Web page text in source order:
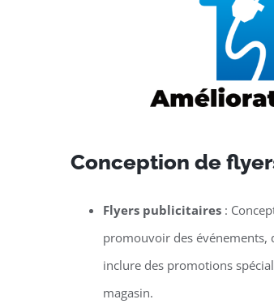
Conception de
Flyers publicitaires:
promouvoir des événements,
inclure des promotions
magasin.